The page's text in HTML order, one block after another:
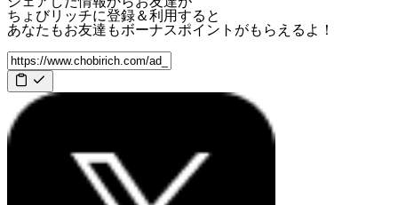
ちょびリッチに登録＆利用すると
あなたもお友達もボーナスポイント がもらえるよ！